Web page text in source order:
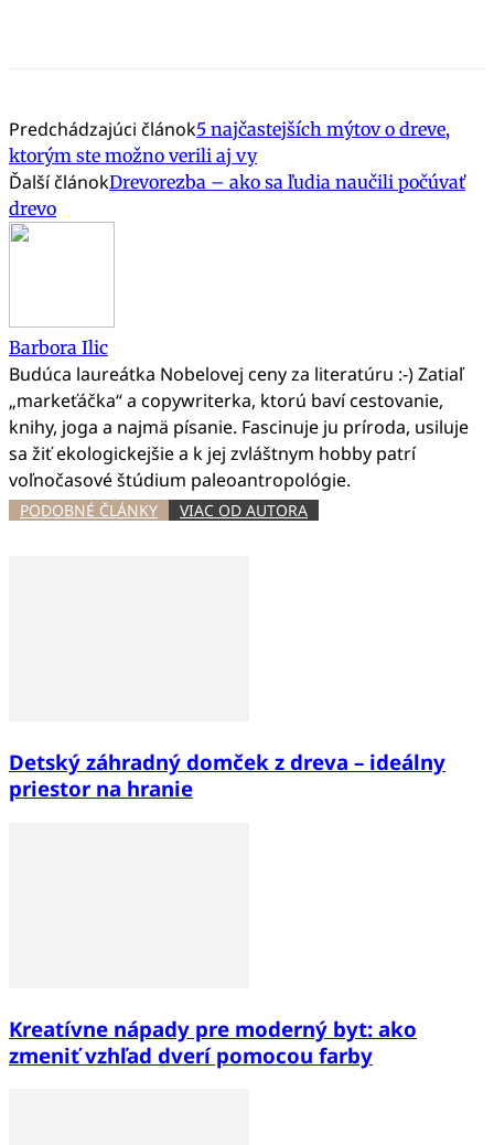
Predchádzajúci článok5 najčastejších mýtov o dreve,
ktorým ste možno verili aj vy
Ďalší článokDrevorezba – ako sa ľudia naučili počúvať
drevo
Barbora Ilic
Budúca laureátka Nobelovej ceny za literatúru :-) Zatiaľ
„markeťáčka“ a copywriterka, ktorú baví cestovanie,
knihy, joga a najmä písanie. Fascinuje ju príroda, usiluje
sa žiť ekologickejšie a k jej zvláštnym hobby patrí
voľnočasové štúdium paleoantropológie.
PODOBNÉ ČLÁNKY VIAC OD AUTORA
Detský záhradný domček z dreva – ideálny
priestor na hranie
Kreatívne nápady pre moderný byt: ako
zmeniť vzhľad dverí pomocou farby